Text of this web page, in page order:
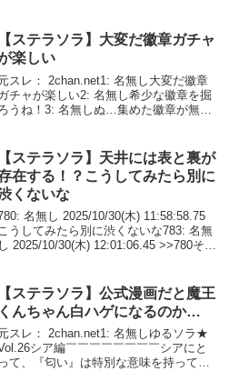
【ステラソラ】大変だ徽章ガチャ
楽しい
スレ： 2chan.net1: 名無し大変だ徽章
チャが楽しい2: 名無し希少な徽章を掘
うね！3: 名無しぬ…集めた徽章が無限
をそこに使えばいいまお6: 名...
【ステラソラ】天井には表と裏が
在する！？こうしてみたら別に
くないな
名無し 2025/10/30(木) 11:58:58.75
うしてみたら別に渋くないな783: 名無
し 2025/10/30(木) 12:01:06.45 >>780そう
【ステラソラ】公式漫画だと魔王
くんちゃん白ハゲになるのか…
スレ： 2chan.net1: 名無しゆるソラ★
シア編￣￣￣￣￣￣￣￣シアにと
って、『匂い』は特別な意味を持ってい